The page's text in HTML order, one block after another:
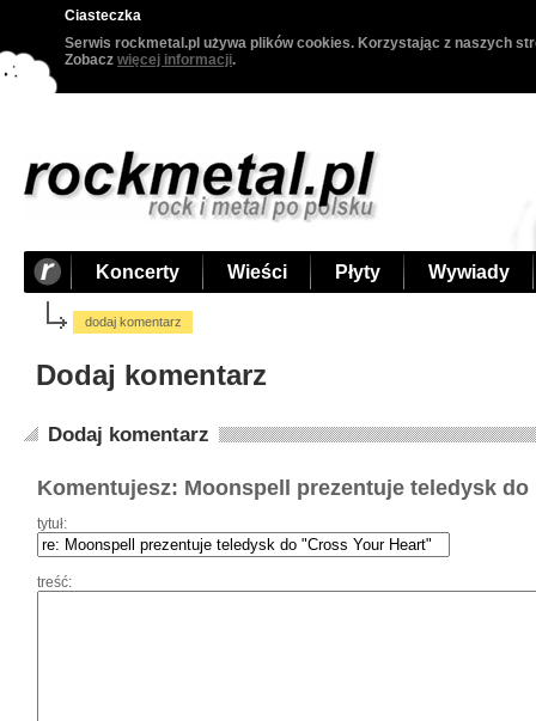
Ciasteczka
Serwis rockmetal.pl używa plików cookies. Korzystając z naszych
Zobacz więcej informacji.
Koncerty Wieści Płyty Wywiady
dodaj komentarz
Dodaj komentarz
Dodaj komentarz
Komentujesz: Moonspell prezentuje teledysk
tytuł:
treść: